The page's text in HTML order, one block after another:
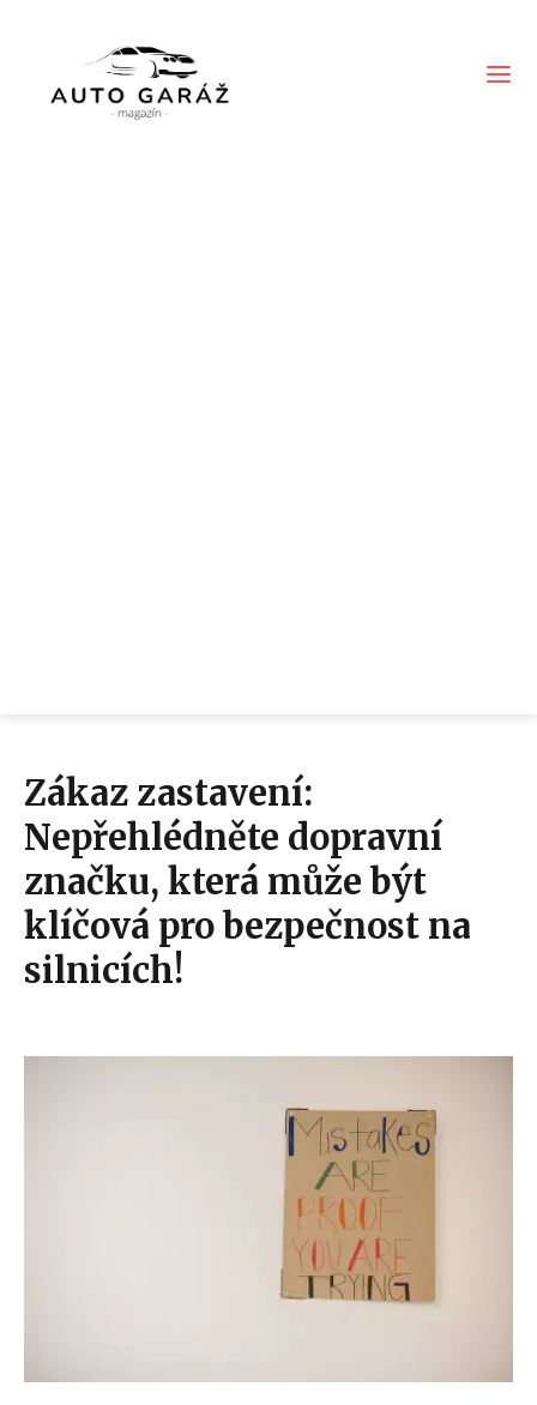
Zákaz zastavení:
Nepřehlédněte dopravní
značku, která může být
klíčová pro bezpečnost na
silnicích!